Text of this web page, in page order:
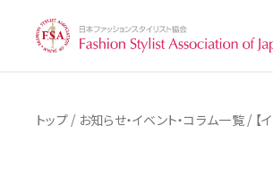
トップ/ お知らせ・イベント・コラム一覧/ 【